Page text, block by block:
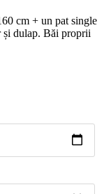
cm + un pat single
și dulap. Băi proprii